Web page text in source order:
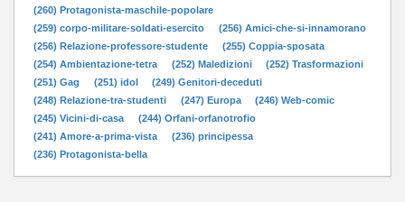
(260) Protagonista-maschile-popolare
(259) corpo-militare-soldati-esercito
(256) Amici-che-si-innamorano
(256) Relazione-professore-studente
(255) Coppia-sposata
(254) Ambientazione-tetra
(252) Maledizioni
(252) Trasformazioni
(251) Gag
(251) idol
(249) Genitori-deceduti
(248) Relazione-tra-studenti
(247) Europa
(246) Web-comic
(245) Vicini-di-casa
(244) Orfani-orfanotrofio
(241) Amore-a-prima-vista
(236) principessa
(236) Protagonista-bella